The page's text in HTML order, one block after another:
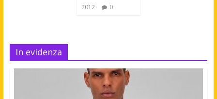
2012
0
In evidenza